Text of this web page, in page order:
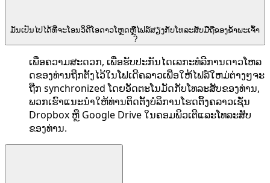
ມັນ​ເປັນ​ໄປ​ໄດ້​ທີ່​ຈະ​ໂອນ​ວິ​ດີ​ໂອ​ດາວ​ໂຫຼດ​ຫຼື​ໄຟລ​໌​ສຽງ​ກັບ​ໂທລະ​ສັບ​ມື​ຖື​ຂອງ​ຂ້າ​ພະ​ເຈົ້າ​
?
ເພື່ອຄວາມສະດວກ, ເພື່ອຮັບປະກັນໄດເລກະທໍລີການດາວໂຫລ
ດຂອງທ່ານຖືກຕັ້ງໄວ້ໃນໂຟເດີຄລາວເພື່ອໃຫ້ໄຟລ໌ໃຫມ່ຕ່າງໆຈະ
ຖືກ synchronized ໂດຍອັດຕະໂນມັດກັບໂທລະສັບຂອງທ່ານ,
ພວກເຮົາແນະນໍາໃຫ້ທ່ານຕິດຕັ້ງບໍລິການໂຮດຕິ້ງຄລາວເຊັ່ນ
Dropbox ຫຼື Google Drive ໃນຄອມພິວເຕີແລະໂທລະສັບ
ຂອງທ່ານ.